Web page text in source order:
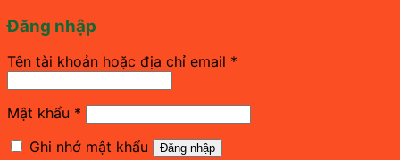
Đăng nhập
Tên tài khoản hoặc địa chỉ email *
Mật khẩu *
Ghi nhớ mật khẩu
Đăng nhập